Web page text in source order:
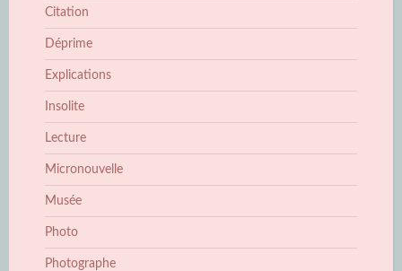
Citation
Déprime
Explications
Insolite
Lecture
Micronouvelle
Musée
Photo
Photographe